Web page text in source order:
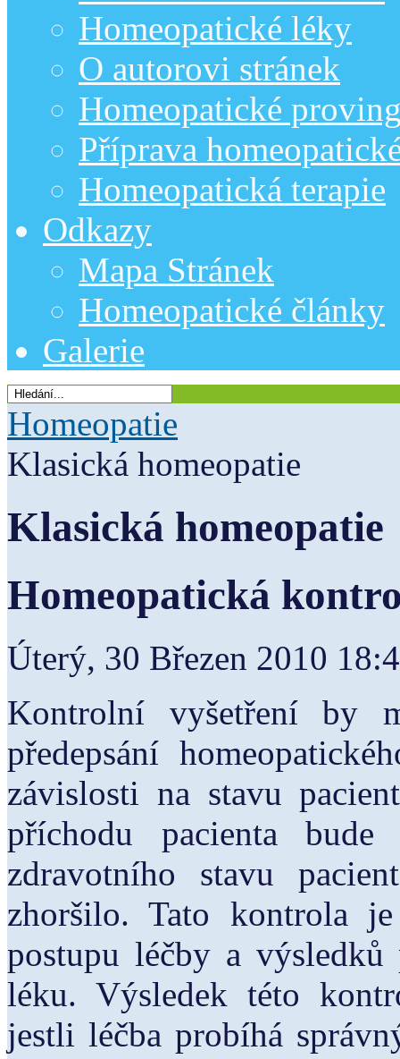
Homeopatické léky
O autorovi stránek
Homeopatické
Příprava
Homeopatická terapie
Odkazy
Mapa Stránek
Homeopatické články
Galerie
Homeopatie
Klasická homeopatie
Klasická homeopatie
Homeopatická
Úterý, 30 Březen 2010
Kontrolní vyšetření by
předepsání
závislosti na stavu
příchodu pacienta
zdravotního stavu
zhoršilo. Tato kontrola
postupu léčby a výsledků
léku. Výsledek této
jestli léčba probíhá